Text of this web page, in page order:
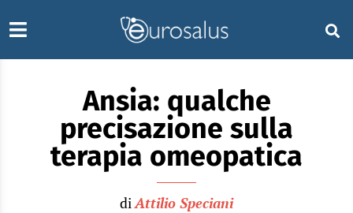
Ansia: qualche
precisazione sulla
terapia omeopatica
diAttilio Speciani